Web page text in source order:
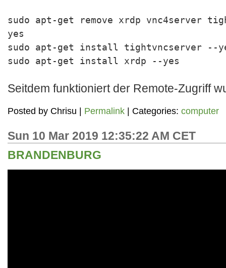
sudo apt-get remove xrdp vnc4server
yes
sudo apt-get install tightvncserver --
sudo apt-get install xrdp --yes
Seitdem funktioniert der Remote-Zugriff
Posted by Chrisu Permalink | Categories: computer
Sun 10 Mar 2019 12:35:22 AM CET
BRANDENBURG